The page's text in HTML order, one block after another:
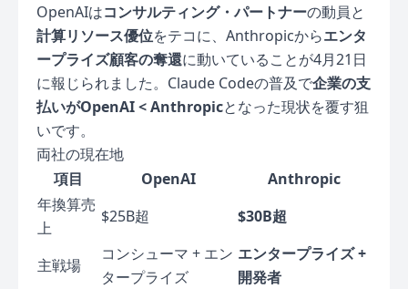
OpenAIはコンサルティング・パートナーの動員と
計算リソース優位をテコに、Anthropicからエンタ
ープライズ顧客の奪還に動いていることが4月21日
に報じられました。Claude Codeの普及で企業の支
払いがOpenAI < Anthropicとなった現状を覆す狙
いです。
両社の現在地
項目
OpenAI
Anthropic
年換算売
上
$25B超 $30B超
主戦場
コンシューマ + エン
タープライズ
エンタープライズ +
開発者